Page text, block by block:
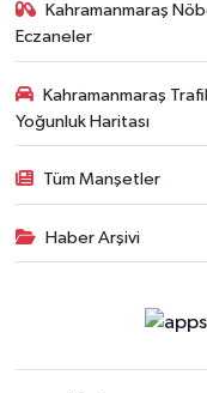
Kahramanmaraş
Eczaneler
Kahramanmaraş
Yoğunluk Haritası
Tüm Manşetler
Haber Arşivi